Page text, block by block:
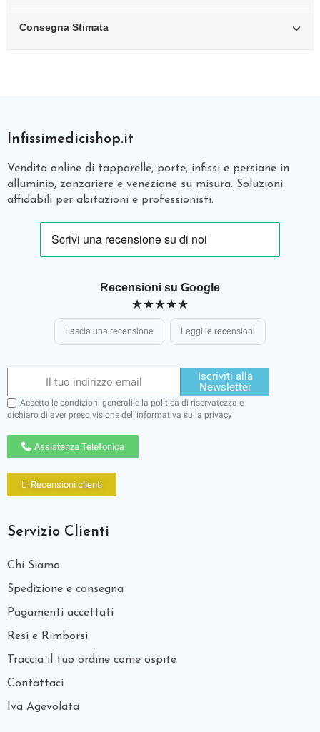
Consegna Stimata
Infissimedicishop.it
Vendita online di tapparelle, porte, infissi e persiane in
alluminio, zanzariere e veneziane su misura. Soluzioni
affidabili per abitazioni e professionisti.
Recensioni su Google
★★★★★
Lascia una recensione Leggi le recensioni
Iscriviti alla
Newsletter
Accetto le condizioni generali e la politica di riservatezza e
dichiaro di aver preso visione dell'informativa sulla privacy
Assistenza Telefonica
Recensioni clienti
Servizio Clienti
Chi Siamo
Spedizione e consegna
Pagamenti accettati
Resi e Rimborsi
Traccia il tuo ordine come ospite
Contattaci
Iva Agevolata